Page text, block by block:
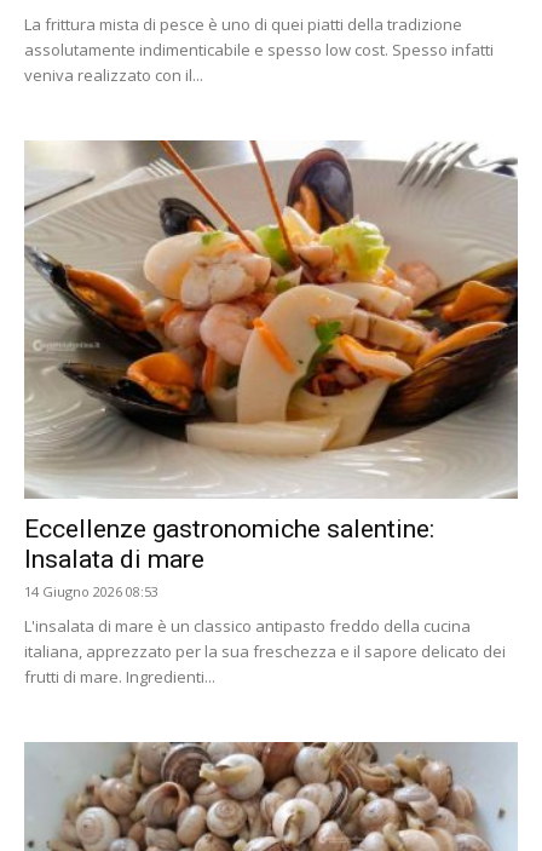
La frittura mista di pesce è uno di quei piatti della tradizione
assolutamente indimenticabile e spesso low cost. Spesso infatti
veniva realizzato con il...
Eccellenze gastronomiche salentine:
Insalata di mare
14 Giugno 2026 08:53
L'insalata di mare è un classico antipasto freddo della cucina
italiana, apprezzato per la sua freschezza e il sapore delicato dei
frutti di mare. Ingredienti...